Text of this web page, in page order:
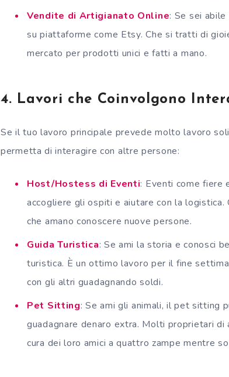
Vendite di Artigianato Online: Se sei
su piattaforme come Etsy. Che si tratti di
mercato per prodotti unici e fatti a mano.
4. Lavori che Coinvolgono
Se il tuo lavoro principale prevede molto lavoro
permetta di interagire con altre persone:
Host/Hostess di Eventi: Eventi come fiere
accogliere gli ospiti e aiutare con la
che amano conoscere nuove persone.
Guida Turistica: Se ami la storia e conosci
turistica. È un ottimo lavoro per il fine
con gli altri guadagnando soldi.
Pet Sitting: Se ami gli animali, il pet sitting
guadagnare denaro extra. Molti proprietari di
cura dei loro amici a quattro zampe mentre